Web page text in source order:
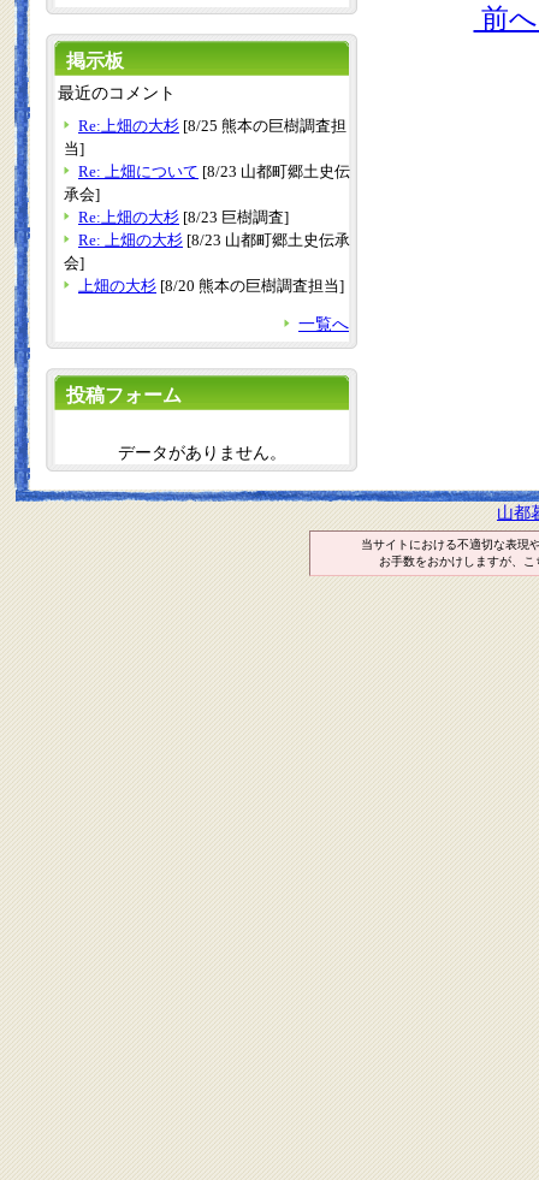
前
掲示板
最近のコメント
Re:上畑の大杉 [8/25 熊本の巨樹調査担
当]
Re: 上畑について [8/23 山都町郷土史伝
承会]
Re:上畑の大杉 [8/23 巨樹調査]
Re: 上畑の大杉 [8/23 山都町郷土史伝承
会]
上畑の大杉 [8/20 熊本の巨樹調査担当]
一覧へ
投稿フォーム
データがありません。
山都
当サイトにおける不適切な表現
お手数をおかけしますが、こ